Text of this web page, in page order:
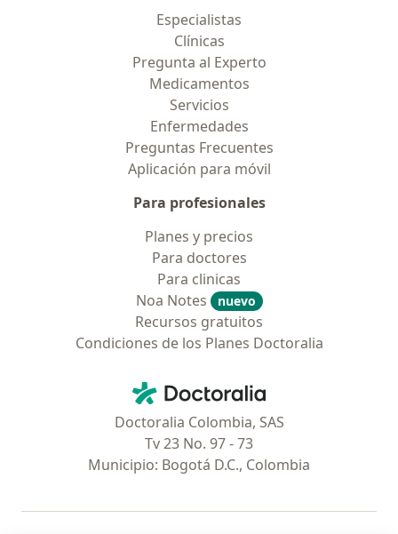
Especialistas
Clínicas
Pregunta al Experto
Medicamentos
Servicios
Enfermedades
Preguntas Frecuentes
Aplicación para móvil
Para profesionales
Planes y precios
Para doctores
Para clinicas
Noa Notes
nuevo
Recursos gratuitos
Condiciones de los Planes Doctoralia
Doctoralia - Página de inicio
Doctoralia Colombia, SAS
Tv 23 No. 97 - 73
Municipio: Bogotá D.C., Colombia